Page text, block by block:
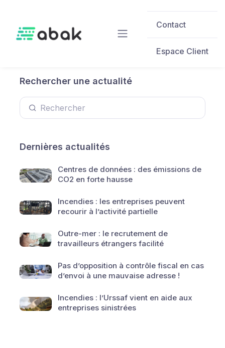
Contact
Espace Client
Rechercher une actualité
Dernières actualités
Centres de données : des émissions de
CO2 en forte hausse
Incendies : les entreprises peuvent
recourir à l’activité partielle
Outre-mer : le recrutement de
travailleurs étrangers facilité
Pas d’opposition à contrôle fiscal en cas
d’envoi à une mauvaise adresse !
Incendies : l’Urssaf vient en aide aux
entreprises sinistrées